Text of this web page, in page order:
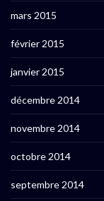
mars 2015
février 2015
janvier 2015
décembre 2014
novembre 2014
octobre 2014
septembre 2014